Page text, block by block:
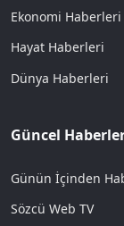
Ekonomi Haberleri
Hayat Haberleri
Dünya Haberleri
Güncel
Günün İçinden
Sözcü Web TV